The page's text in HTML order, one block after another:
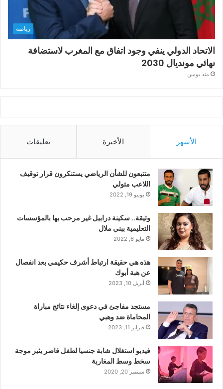
رياضة
الاتحاد الدولي ينفي وجود اتفاق مع المغرب لاستضافة
نهائي مونديال 2030
منذ يومين
الأشهر الأخيرة تعليقات
متتبعون للشأن الرياضي يستنكرون قرار توقيف
اللاعب متولي
يونيو 19, 2022
وثيقة.. سكينة درابيل غير مرحب بها بالمؤسسات
التعليمية ببني ملال
مايو 6, 2022
هذه هي حقيقة ارتباط أشرف حكيمي بعد انفصال
عن هبة أبوك
أبريل 10, 2023
مستجد مفاجئ في دعوى إلغاء نتائج مباراة
المحاماة ضد وهبي
فبراير 11, 2023
فيديو استغلال شابة جنسيا لطفل قاصر يثير موجة
سخط وسط المغاربة
سبتمبر 20, 2020